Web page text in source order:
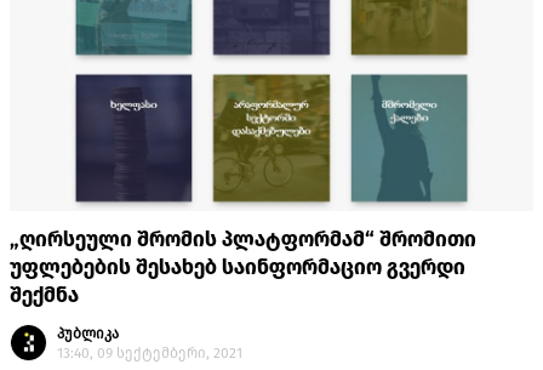
„ღირსეული შრომის პლატფორმამ“ შრომითი
უფლებების შესახებ საინფორმაციო გვერდი
შექმნა
პუბლიკა
13:40, 09 სექტემბერი, 2021